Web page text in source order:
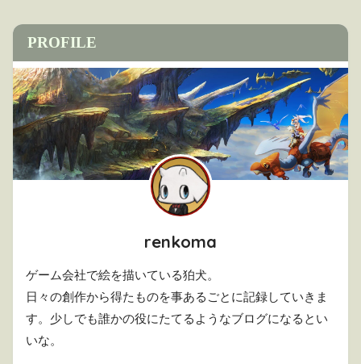
PROFILE
renkoma
ゲーム会社で絵を描いている狛犬。
日々の創作から得たものを事あるごとに記録していきま
す。少しでも誰かの役にたてるようなブログになるとい
いな。